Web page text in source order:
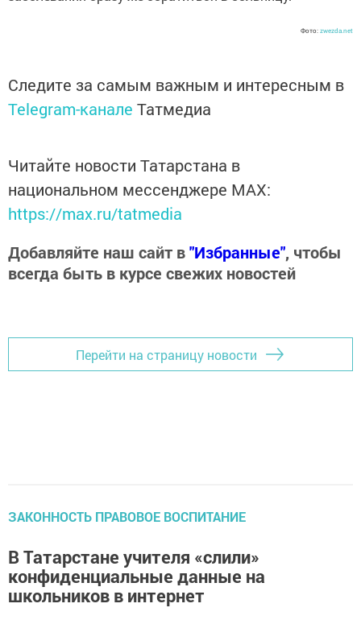
Фото: zwezda.net
Следите за самым важным и интересным в
Telegram-канале Татмедиа
Читайте новости Татарстана в
национальном мессенджере MАХ:
https://max.ru/tatmedia
Добавляйте наш сайт в"Избранные", чтобы
всегда быть в курсе свежих новостей
Перейти на страницу новости
ЗАКОННОСТЬ ПРАВОВОЕ ВОСПИТАНИЕ
В Татарстане учителя «слили»
конфиденциальные данные на
школьников в интернет